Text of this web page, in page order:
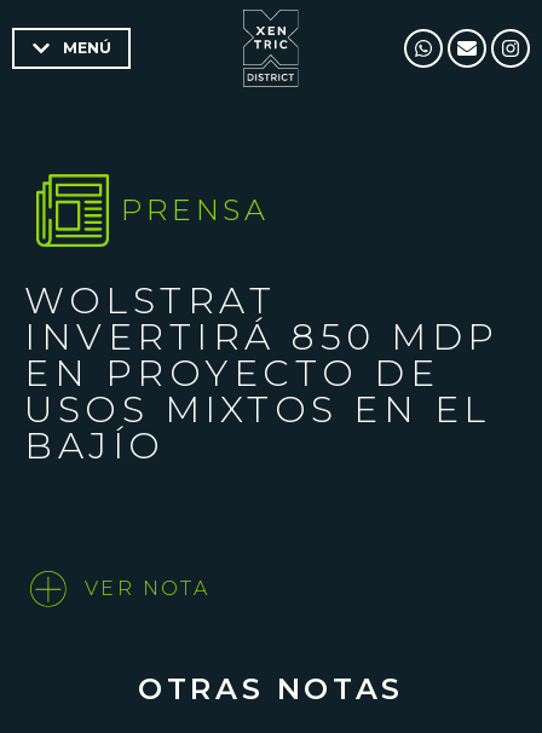
MENÚ
PRENSA
WOLSTRAT
INVERTIRÁ 850 MDP
EN PROYECTO DE
USOS MIXTOS EN EL
BAJÍO
VER NOTA
OTRAS NOTAS